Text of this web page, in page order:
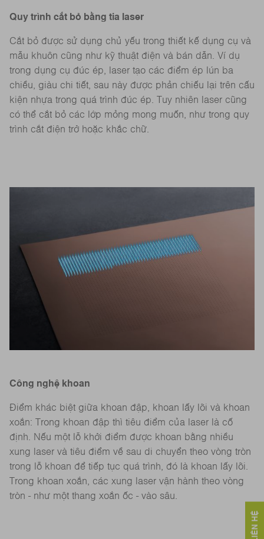
Quy trình cắt bỏ bằng tia laser
Cắt bỏ được sử dụng chủ yếu trong thiết kế dụng cụ và
mẫu khuôn cũng như kỹ thuật điện và bán dẫn. Ví dụ
trong dụng cụ đúc ép, laser tạo các điểm ép lún ba
chiều, giàu chi tiết, sau này được phản chiếu lại trên cấu
kiện nhựa trong quá trình đúc ép. Tuy nhiên laser cũng
có thể cắt bỏ các lớp mỏng mong muốn, như trong quy
trình cắt điện trở hoặc khắc chữ.
Công nghệ khoan
Điểm khác biệt giữa khoan đập, khoan lấy lõi và khoan
xoắn: Trong khoan đập thì tiêu điểm của laser là cố
định. Nếu một lỗ khởi điểm được khoan bằng nhiều
xung laser và tiêu điểm về sau di chuyển theo vòng tròn
trong lỗ khoan để tiếp tục quá trình, đó là khoan lấy lõi.
Trong khoan xoắn, các xung laser vận hành theo vòng
tròn - như một thang xoắn ốc - vào sâu.